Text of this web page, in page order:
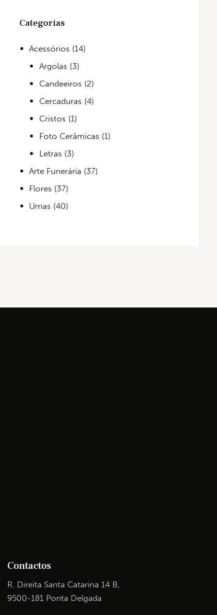
Categorias
Acessórios (14)
Argolas (3)
Candeeiros (2)
Cercaduras (4)
Cristos (1)
Foto Cerâmicas (1)
Letras (3)
Arte Funerária (37)
Flores (37)
Urnas (40)
Contactos
R. Direita Santa Catarina 14 B,
9500-181 Ponta Delgada